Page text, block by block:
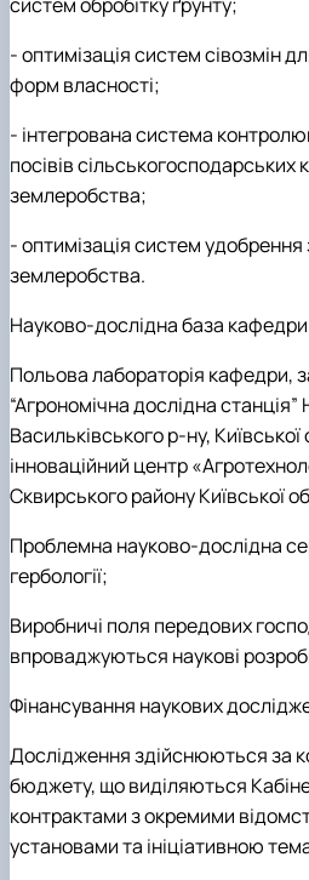
систем обробітку ґрунту;
- оптимізація систем сівозмін
форм власності;
- інтегрована система
посівів сільськогосподарських
землеробства;
- оптимізація систем удобрення
землеробства.
Науково-дослідна база кафедри
Польова лабораторія кафедри,
“Агрономічна дослідна
Васильківського р-ну,
інноваційний центр
Сквирського району Київської
Проблемна науково-дослідна
гербології;
Виробничі поля передових
впроваджуються наукові
Фінансування наукових
Дослідження здійснюються за
бюджету, що виділяються
контрактами з окремими
установами та ініціативною